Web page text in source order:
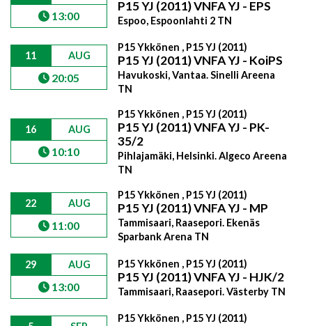
13:00
P15 YJ (2011) VNFA YJ - EPS
Espoo, Espoonlahti 2 TN
11 AUG
20:05
P15 Ykkönen , P15 YJ (2011)
P15 YJ (2011) VNFA YJ - KoiPS
Havukoski, Vantaa. Sinelli Areena
TN
16 AUG
10:10
P15 Ykkönen , P15 YJ (2011)
P15 YJ (2011) VNFA YJ - PK-
35/2
Pihlajamäki, Helsinki. Algeco Areena
TN
22 AUG
11:00
P15 Ykkönen , P15 YJ (2011)
P15 YJ (2011) VNFA YJ - MP
Tammisaari, Raasepori. Ekenäs
Sparbank Arena TN
29 AUG
13:00
P15 Ykkönen , P15 YJ (2011)
P15 YJ (2011) VNFA YJ - HJK/2
Tammisaari, Raasepori. Västerby TN
P15 Ykkönen , P15 YJ (2011)